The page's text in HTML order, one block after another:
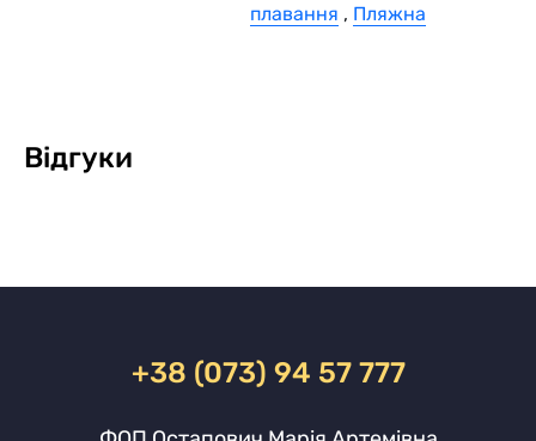
плавання , Пляжна
Відгуки
+38 (073) 94 57 777